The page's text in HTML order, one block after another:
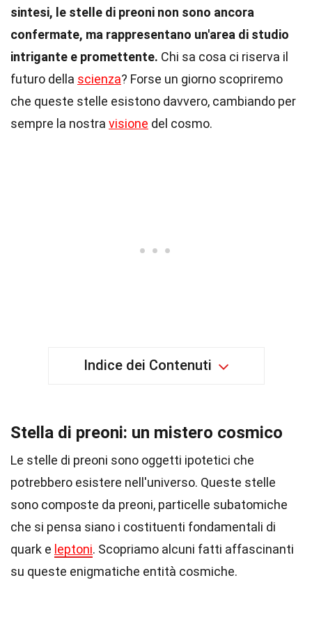
sintesi, le stelle di preoni non sono ancora
confermate, ma rappresentano un'area di studio
intrigante e promettente. Chi sa cosa ci riserva il
futuro della scienza? Forse un giorno scopriremo
che queste stelle esistono davvero, cambiando per
sempre la nostra visione del cosmo.
Indice dei Contenuti
Stella di preoni: un mistero cosmico
Le stelle di preoni sono oggetti ipotetici che
potrebbero esistere nell'universo. Queste stelle
sono composte da preoni, particelle subatomiche
che si pensa siano i costituenti fondamentali di
quark e leptoni. Scopriamo alcuni fatti affascinanti
su queste enigmatiche entità cosmiche.